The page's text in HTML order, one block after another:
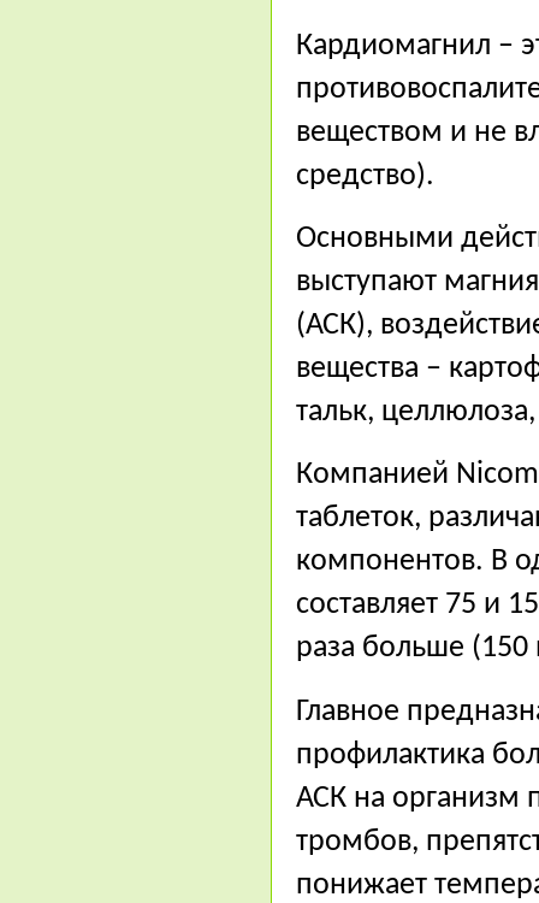
Кардиомагнил –
веществом и не
средство).
Основными
выступают
(АСК),
вещества –
тальк,
Компанией
таблеток,
компонентов. В
составляет 75 и
раза больше (150
Главное
профилактика
АСК на организм
тромбов,
понижает